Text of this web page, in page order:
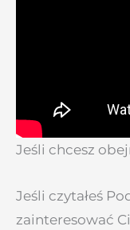
Jeśli chcesz
Jeśli czytałeś
zainteresować